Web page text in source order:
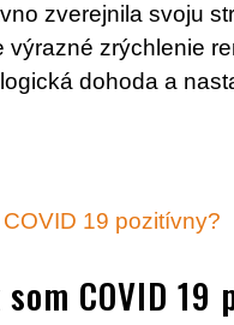
zverejnila svoju
výrazné zrýchlenie
dohoda a
COVID 19